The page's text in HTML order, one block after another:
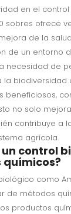
en el
sobres ofrece
de la
de un entorno
necesidad de
la biodiversidad
beneficiosos,
no solo
contribuye a
agrícola.
control
como
de métodos
productos